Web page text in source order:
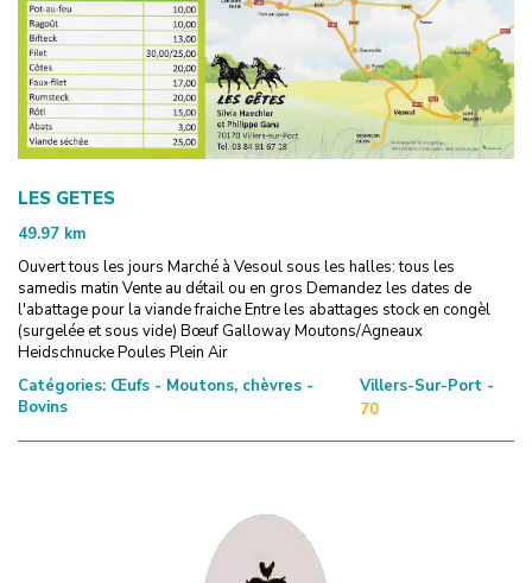
LES GETES
49.97 km
Ouvert tous les jours Marché à Vesoul sous les halles: tous les
samedis matin Vente au détail ou en gros Demandez les dates de
l'abattage pour la viande fraiche Entre les abattages stock en congèl
(surgelée et sous vide) Bœuf Galloway Moutons/Agneaux
Heidschnucke Poules Plein Air
Catégories: Œufs - Moutons, chèvres -
Bovins
Villers-Sur-Port -
70